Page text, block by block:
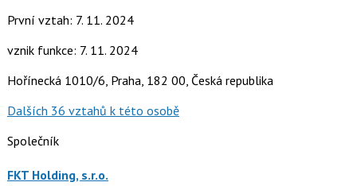
První vztah: 7. 11. 2024
vznik funkce: 7. 11. 2024
Hořínecká 1010/6, Praha, 182 00, Česká republika
Dalších 36 vztahů k této osobě
Společník
FKT Holding, s.r.o.